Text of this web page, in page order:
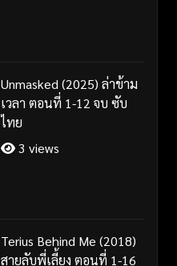
Unmasked (2025) ล่าข้าม
เวลา ตอนที่ 1-12 จบ ซับ
ไทย
3 views
Terius Behind Me (2018)
สายลับพี่เลี้ยง ตอนที่ 1-16